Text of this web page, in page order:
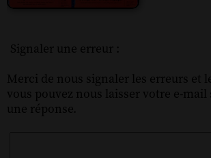
Signaler une erreur :
Merci de nous signaler les erreurs et
vous pouvez nous laisser votre e-mail
une réponse.